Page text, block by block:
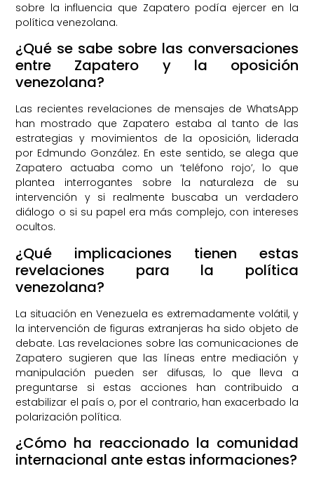
sobre la influencia que Zapatero podía ejercer en la
política venezolana.
¿Qué se sabe sobre las conversaciones
entre Zapatero y la oposición
venezolana?
Las recientes revelaciones de mensajes de WhatsApp
han mostrado que Zapatero estaba al tanto de las
estrategias y movimientos de la oposición, liderada
por Edmundo González. En este sentido, se alega que
Zapatero actuaba como un ‘teléfono rojo’, lo que
plantea interrogantes sobre la naturaleza de su
intervención y si realmente buscaba un verdadero
diálogo o si su papel era más complejo, con intereses
ocultos.
¿Qué implicaciones tienen estas
revelaciones para la política
venezolana?
La situación en Venezuela es extremadamente volátil, y
la intervención de figuras extranjeras ha sido objeto de
debate. Las revelaciones sobre las comunicaciones de
Zapatero sugieren que las líneas entre mediación y
manipulación pueden ser difusas, lo que lleva a
preguntarse si estas acciones han contribuido a
estabilizar el país o, por el contrario, han exacerbado la
polarización política.
¿Cómo ha reaccionado la comunidad
internacional ante estas informaciones?